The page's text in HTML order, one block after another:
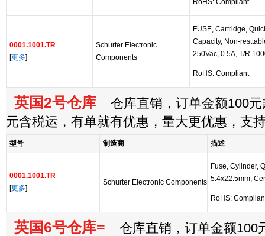
RoHS: Compliant
0001.1001.TR
[更多]
Schurter Electronic
Components
FUSE, Cartridge,
Capacity, Non-
250Vac, 0.5A, T/R
RoHS: Compliant
英国2号仓库 仓库直销，订单金额100元
元含税运，有单就有优惠，量大更优惠，支
型号 制造商 描述
0001.1001.TR
[更多]
Schurter Electronic Components
Fuse, Cylinder,
5.4x22.5mm,
RoHS:
英国6号仓库= 仓库直销，订单金额100